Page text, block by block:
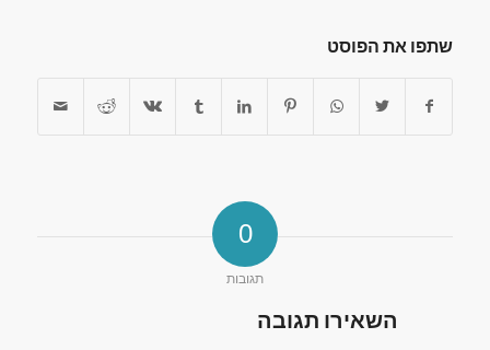
שתפו את הפוסט
0
תגובות
השאירו תגובה